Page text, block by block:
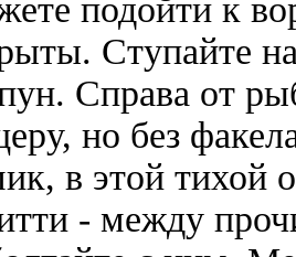
подойти к
Ступайте
Справа от
но без
в этой тихой
- между